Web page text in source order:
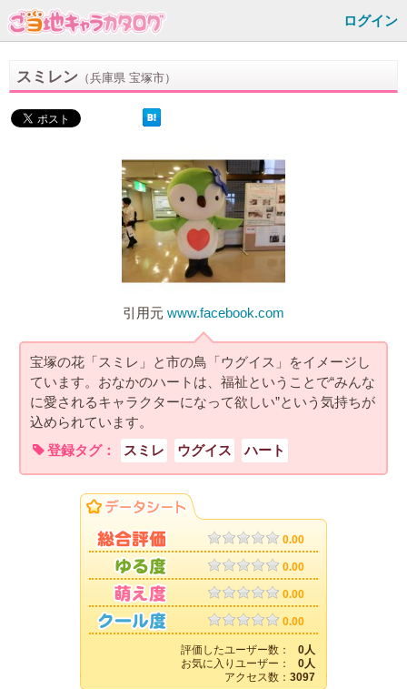
ログイン
スミレン （兵庫県 宝塚市）
引用元 www.facebook.com
宝塚の花「スミレ」と市の鳥「ウグイス」をイメージし
ています。おなかのハートは、福祉ということで“みんな
に愛されるキャラクターになって欲しい”という気持ちが
込められています。
登録タグ：
スミレ ウグイス ハート
0.00
0.00
0.00
0.00
評価したユーザー数：
0人
お気に入りユーザー：
0人
アクセス数： 3097